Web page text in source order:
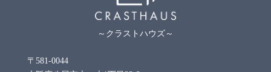
～クラストハウズ～
〒581-0044